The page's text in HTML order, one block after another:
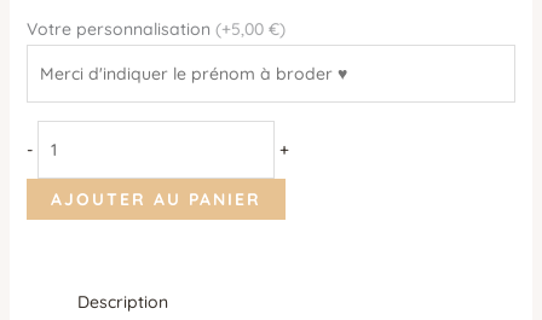
Votre personnalisation (+5,00 €)
- +
AJOUTER AU PANIER
Description